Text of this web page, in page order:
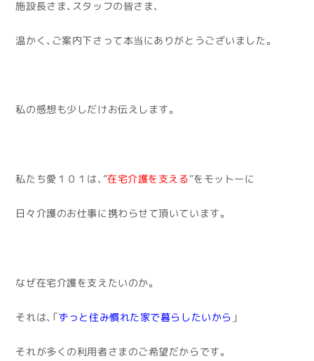
施設長さま、スタッフの皆さま、
温かく、ご案内下さって本当にありがとうございました。
私の感想も少しだけお伝えします。
私たち愛１０１は、”在宅介護を支える ”をモットーに
日々介護のお仕事に携わらせて頂いています。
なぜ在宅介護を支えたいのか。
それは、「ずっと住み慣れた家で暮らしたいから 」
それが多くの利用者さまのご希望だからです。